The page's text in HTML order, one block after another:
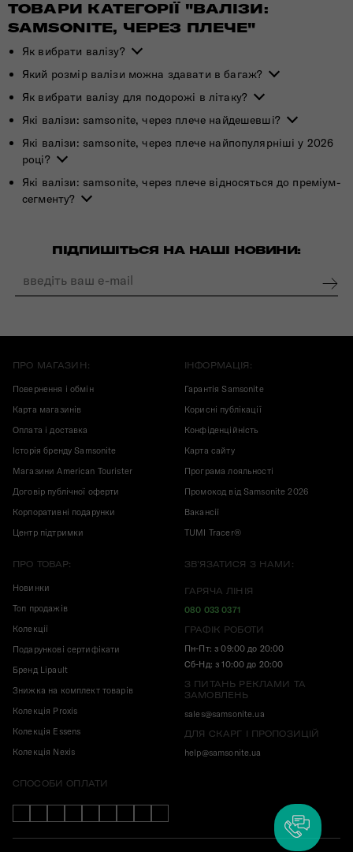
ТОВАРИ КАТЕГОРІЇ "ВАЛІЗИ:
SAMSONITE, ЧЕРЕЗ ПЛЕЧЕ"
Як вибрати валізу?
Який розмір валізи можна здавати в багаж?
Як вибрати валізу для подорожі в літаку?
Які валізи: samsonite, через плече найдешевші?
Які валізи: samsonite, через плече найпопулярніші у 2026
році?
Які валізи: samsonite, через плече відносяться до преміум-
сегменту?
ПІДПИШІТЬСЯ НА НАШІ НОВИНИ:
ПРО МАГАЗИН:
Повернення і обмін
Карта магазинів
Оплата і доставка
Історія бренду Samsonite
Магазини American Tourister
Договір публічної оферти
Корпоративні подарунки
Центр підтримки
ІНФОРМАЦІЯ:
Гарантія Samsonite
Корисні публікації
Конфіденційність
Карта сайту
Програма лояльності
Промокод від Samsonite 2026
Вакансії
TUMI Tracer®
ПРО ТОВАР:
Новинки
Топ продажів
Колекції
Подарункові сертифікати
Бренд Lipault
Знижка на комплект товарів
Колекція Proxis
Колекція Essens
Колекція Nexis
ЗВ'ЯЗАТИСЯ З НАМИ:
ГАРЯЧА ЛІНІЯ
080 033 0371
ГРАФІК РОБОТИ
Пн-Пт: з 09:00 до 20:00
Сб-Нд: з 10:00 до 20:00
З ПИТАНЬ РЕКЛАМИ ТА
ЗАМОВЛЕНЬ
sales@samsonite.ua
ДЛЯ СКАРГ І ПРОПОЗИЦІЙ
help@samsonite.ua
СПОСОБИ ОПЛАТИ